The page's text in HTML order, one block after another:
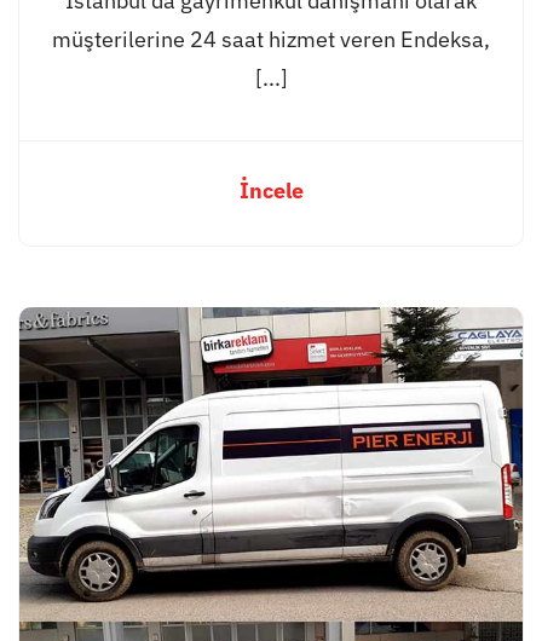
müşterilerine 24 saat hizmet veren Endeksa,
[...]
İncele